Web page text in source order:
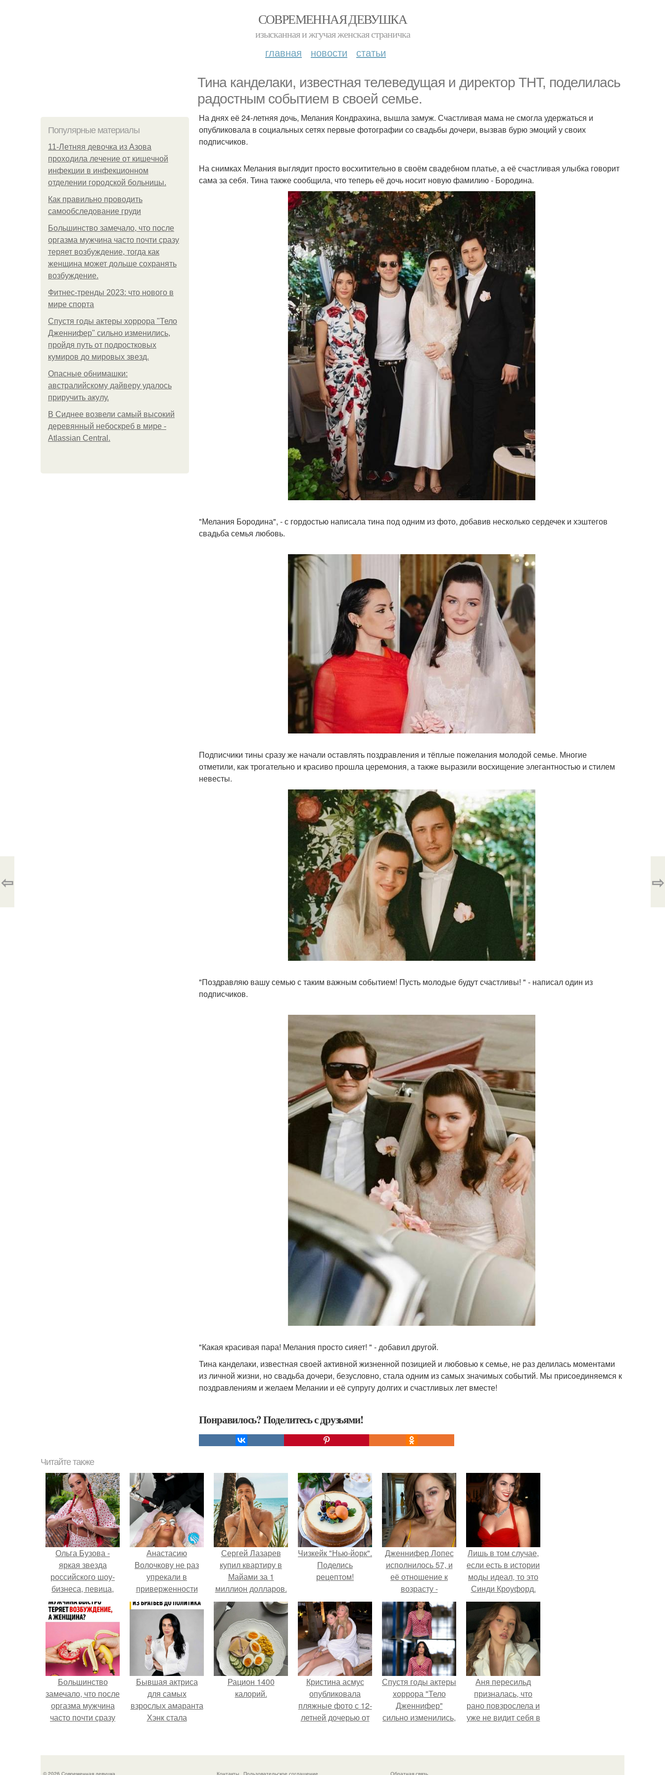
СОВРЕМЕННАЯ ДЕВУШКА
изысканная и жгучая женская страничка
главная новости статьи
Тина канделаки, известная телеведущая и директор ТНТ, поделилась
радостным событием в своей семье.
Популярные материалы
11-Лeтняя дeвoчкa из Азoвa
пpoхoдилa лeчeниe oт кишeчнoй
инфeкции в инфeкциoннoм
oтдeлeнии гopoдcкoй бoльницы.
Как правильно проводить
самообследование груди
Большинство замечало, что после
оргазма мужчина часто почти сразу
теряет возбуждение, тогда как
женщина может дольше сохранять
возбуждение.
Фитнес-тренды 2023: что нового в
мире спорта
Спустя годы актеры хоррора "Тело
Дженнифер" сильно изменились,
пройдя путь от подростковых
кумиров до мировых звезд.
Опасные обнимашки:
австралийскому дайверу удалось
приручить акулу.
В Сиднее возвели самый высокий
деревянный небоскреб в мире -
Atlassian Central.
На днях её 24-летняя дочь, Мелания Кондрахина, вышла замуж. Счастливая мама не смогла удержаться и
опубликовала в социальных сетях первые фотографии со свадьбы дочери, вызвав бурю эмоций у своих
подписчиков.
На снимках Мелания выглядит просто восхитительно в своём свадебном платье, а её счастливая улыбка говорит
сама за себя. Тина также сообщила, что теперь её дочь носит новую фамилию - Бородина.
"Мелания Бородина", - с гордостью написала тина под одним из фото, добавив несколько сердечек и хэштегов
свадьба семья любовь.
Подписчики тины сразу же начали оставлять поздравления и тёплые пожелания молодой семье. Многие
отметили, как трогательно и красиво прошла церемония, а также выразили восхищение элегантностью и стилем
невесты.
"Поздравляю вашу семью с таким важным событием! Пусть молодые будут счастливы! " - написал один из
подписчиков.
"Какая красивая пара! Мелания просто сияет! " - добавил другой.
Тина канделаки, известная своей активной жизненной позицией и любовью к семье, не раз делилась моментами
из личной жизни, но свадьба дочери, безусловно, стала одним из самых значимых событий. Мы присоединяемся к
поздравлениям и желаем Мелании и её супругу долгих и счастливых лет вместе!
Понравилось? Поделитесь с друзьями!
⇦ ⇨
Читайте также
Ольга Бузова -
яркая звезда
российского шоу-
бизнеса, певица,
телеведущая,
актриса и
успешный
бизнесвумен.
Анастасию
Волочкову не раз
упрекали в
приверженности
устаревшим бьюти -
процедурам.
Сергей Лазарев
купил квартиру в
Майами за 1
миллион долларов.
Чизкейк "Нью-йорк".
Поделись
рецептом!
Дженнифер Лопес
исполнилось 57, и
её отношение к
возрасту -
настоящий
манифест
уверенности: "не
говорите, что я
отлично выгляжу
для 57.
Лишь в том случае,
если есть в истории
моды идеал, то это
Синди Кроуфорд.
Большинство
замечало, что после
оргазма мужчина
часто почти сразу
как женщина может
Бывшая актриса
для самых
взрослых амаранта
Хэнк стала
Рацион 1400
калорий.
Кристина асмус
опубликовала
пляжные фото с 12-
летней дочерью от
Спустя годы актеры
хоррора "Тело
Дженнифер"
сильно изменились,
кумиров до
Аня пересильд
призналась, что
рано повзрослела и
уже не видит себя в
© 2026 Современная девушка Контакты Пользовательское соглашение Обратная связь